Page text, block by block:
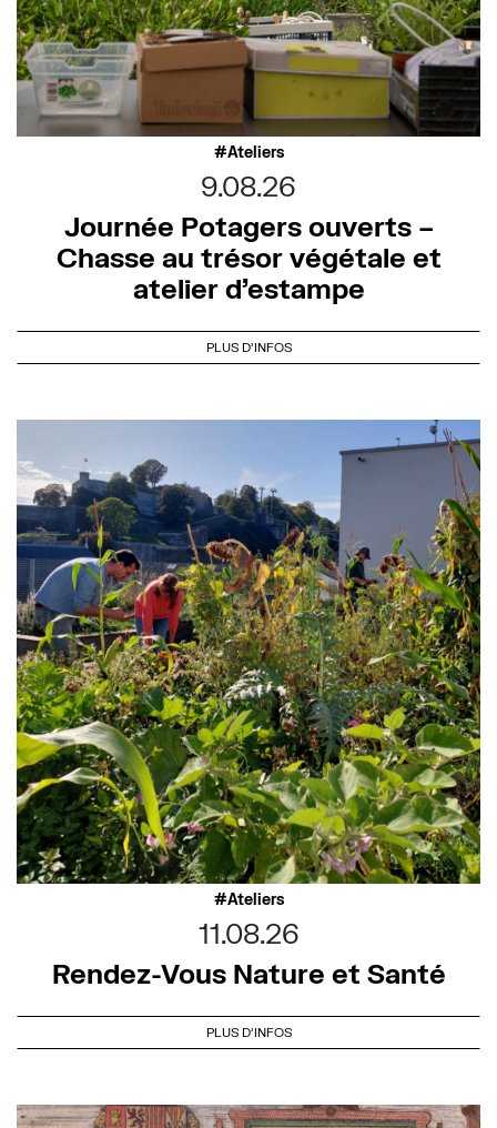
Ateliers
9.08.26
Journée Potagers ouverts –
Chasse au trésor végétale et
atelier d’estampe
PLUS D'INFOS
Ateliers
11.08.26
Rendez-Vous Nature et Santé
PLUS D'INFOS